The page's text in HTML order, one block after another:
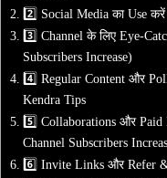
2️⃣ Social Media का Use
3️⃣ Channel के लिए Eye-
Subscribers Increase)
4️⃣ Regular Content और
Kendra Tips
5️⃣ Collaborations और Paid
Channel Subscribers
6️⃣ Invite Links और Refer